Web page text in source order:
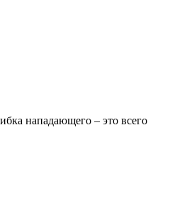
нападающего – это всего